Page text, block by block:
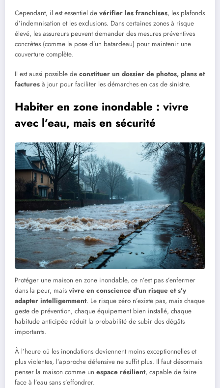
Cependant, il est essentiel de vérifier les franchises, les plafonds
d’indemnisation et les exclusions. Dans certaines zones à risque
élevé, les assureurs peuvent demander des mesures préventives
concrètes (comme la pose d’un batardeau) pour maintenir une
couverture complète.
Il est aussi possible de constituer un dossier de photos, plans et
factures à jour pour faciliter les démarches en cas de sinistre.
Habiter en zone inondable : vivre
avec l’eau, mais en sécurité
Protéger une maison en zone inondable, ce n’est pas s’enfermer
dans la peur, mais vivre en conscience d’un risque et s’y
adapter intelligemment. Le risque zéro n’existe pas, mais chaque
geste de prévention, chaque équipement bien installé, chaque
habitude anticipée réduit la probabilité de subir des dégâts
importants.
À l’heure où les inondations deviennent moins exceptionnelles et
plus violentes, l’approche défensive ne suffit plus. Il faut désormais
penser la maison comme un espace résilient, capable de faire
face à l’eau sans s’effondrer.